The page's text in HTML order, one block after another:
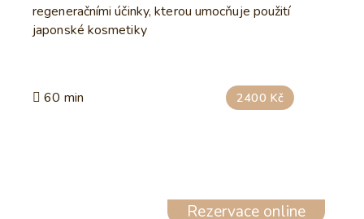
regeneračními účinky, kterou umocňuje použití
japonské kosmetiky
60 min 2400 Kč
Rezervace online